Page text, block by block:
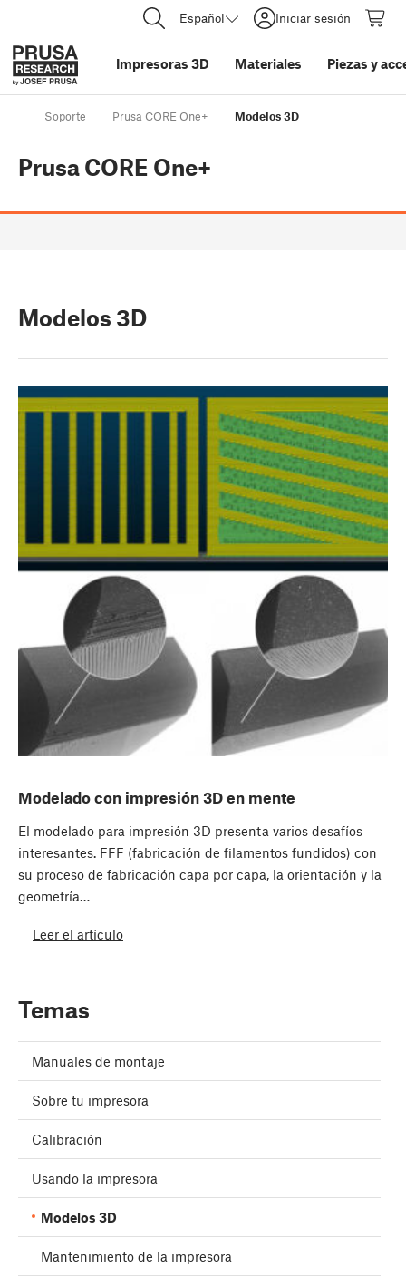
Español Iniciar sesión
Impresoras 3D Materiales Piezas y
Soporte Prusa CORE One+ Modelos 3D
Prusa CORE One+
Modelos 3D
Modelado con impresión 3D en mente
El modelado para impresión 3D presenta varios desafíos
interesantes. FFF (fabricación de filamentos fundidos) con
su proceso de fabricación capa por capa, la orientación y la
geometría…
Leer el artículo
Temas
Manuales de montaje
Sobre tu impresora
Calibración
Usando la impresora
Modelos 3D
Mantenimiento de la impresora